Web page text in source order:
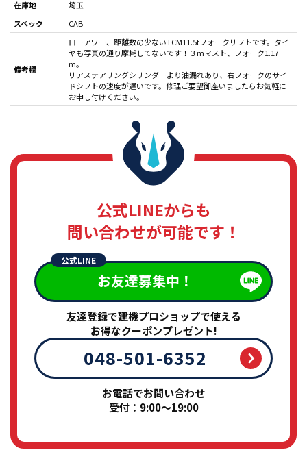
在庫地
埼玉
スペック
CAB
備考欄
ローアワー、距離数の少ないTCM11.5tフォークリフトです。タイ
ヤも写真の通り摩耗してないです！３mマスト、フォーク1.17
m。
リアステアリングシリンダーより油漏れあり、右フォークのサイ
ドシフトの速度が遅いです。修理ご要望御座いましたらお気軽に
お申し付けください。
公式LINEからも
問い合わせが可能です！
公式LINE
お友達募集中！
友達登録で建機プロショップで使える
お得なクーポンプレゼント!
048-501-6352
お電話でお問い合わせ
受付：9:00～19:00